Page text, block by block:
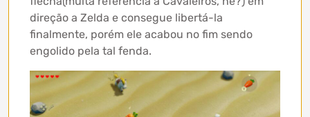
direção a Zelda e consegue libertá-la
finalmente, porém ele acabou no fim sendo
engolido pela tal fenda.